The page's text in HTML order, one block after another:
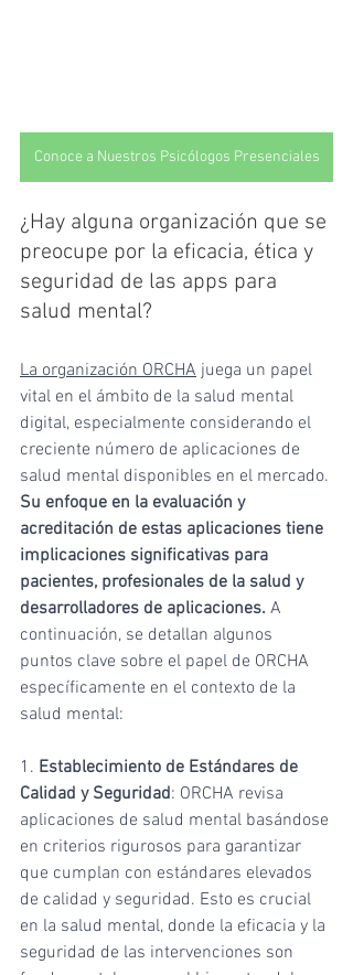
Conoce a Nuestros Psicólogos Presenciales
¿Hay alguna organización que se
preocupe por la eficacia, ética y
seguridad de las apps para
salud mental?
La organización ORCHA juega un papel
vital en el ámbito de la salud mental
digital, especialmente considerando el
creciente número de aplicaciones de
salud mental disponibles en el mercado.
Su enfoque en la evaluación y
acreditación de estas aplicaciones tiene
implicaciones significativas para
pacientes, profesionales de la salud y
desarrolladores de aplicaciones. A
continuación, se detallan algunos
puntos clave sobre el papel de ORCHA
específicamente en el contexto de la
salud mental:
1. Establecimiento de Estándares de
Calidad y Seguridad: ORCHA revisa
aplicaciones de salud mental basándose
en criterios rigurosos para garantizar
que cumplan con estándares elevados
de calidad y seguridad. Esto es crucial
en la salud mental, donde la eficacia y la
seguridad de las intervenciones son